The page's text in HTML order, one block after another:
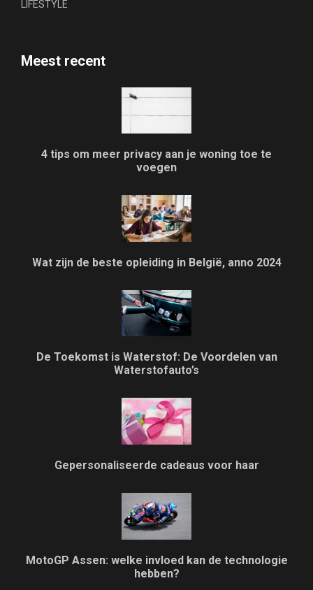
LIFESTYLE
Meest recent
4 tips om meer privacy aan je woning toe te
voegen
Wat zijn de beste opleiding in België, anno 2024
De Toekomst is Waterstof: De Voordelen van
Waterstofauto’s
Gepersonaliseerde cadeaus voor haar
MotoGP Assen: welke invloed kan de technologie
hebben?